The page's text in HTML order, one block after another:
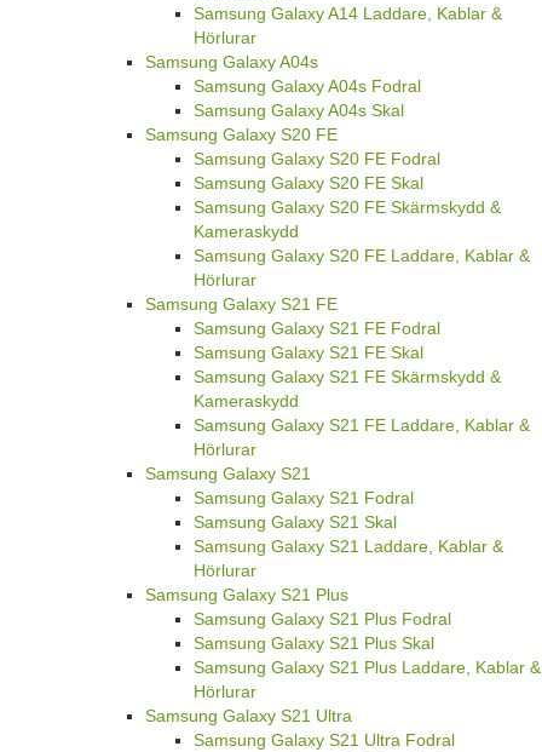
Samsung Galaxy A14 Laddare, Kablar &
Hörlurar
Samsung Galaxy A04s
Samsung Galaxy A04s Fodral
Samsung Galaxy A04s Skal
Samsung Galaxy S20 FE
Samsung Galaxy S20 FE Fodral
Samsung Galaxy S20 FE Skal
Samsung Galaxy S20 FE Skärmskydd &
Kameraskydd
Samsung Galaxy S20 FE Laddare, Kablar &
Hörlurar
Samsung Galaxy S21 FE
Samsung Galaxy S21 FE Fodral
Samsung Galaxy S21 FE Skal
Samsung Galaxy S21 FE Skärmskydd &
Kameraskydd
Samsung Galaxy S21 FE Laddare, Kablar &
Hörlurar
Samsung Galaxy S21
Samsung Galaxy S21 Fodral
Samsung Galaxy S21 Skal
Samsung Galaxy S21 Laddare, Kablar &
Hörlurar
Samsung Galaxy S21 Plus
Samsung Galaxy S21 Plus Fodral
Samsung Galaxy S21 Plus Skal
Samsung Galaxy S21 Plus Laddare, Kablar &
Hörlurar
Samsung Galaxy S21 Ultra
Samsung Galaxy S21 Ultra Fodral